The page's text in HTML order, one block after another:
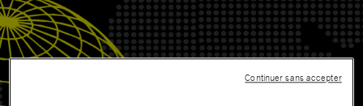
Continuer sans accepter